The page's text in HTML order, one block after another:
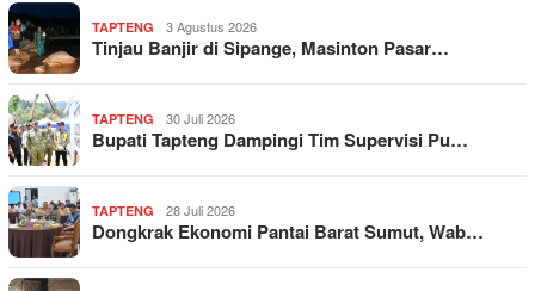
TAPTENG 3 Agustus 2026
Tinjau Banjir di Sipange, Masinton Pasar…
TAPTENG 30 Juli 2026
Bupati Tapteng Dampingi Tim Supervisi Pu…
TAPTENG 28 Juli 2026
Dongkrak Ekonomi Pantai Barat Sumut, Wab…